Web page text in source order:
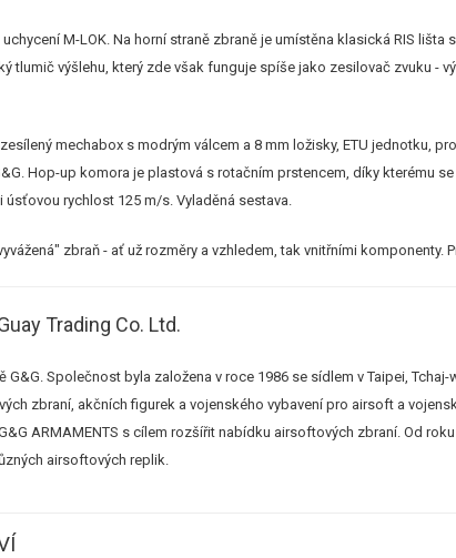
M-LOK. Na horní straně zbraně je umístěna klasická RIS
tlumič výšlehu, který zde však funguje spíše jako zesilovač zvuku -
mechabox s modrým válcem a 8 mm ložisky, ETU jednotku,
Hop-up komora je plastová s rotačním prstencem, díky kterému
rychlost 125 m/s. Vyladěná sestava.
zbraň - ať už rozměry a vzhledem, tak vnitřními komponenty.
Trading Co. Ltd.
G&G. Společnost byla založena v roce 1986 se sídlem v Taipei,
zbraní, akčních figurek a vojenského vybavení pro airsoft a
ARMAMENTS s cílem rozšířit nabídku airsoftových zbraní. Od
airsoftových replik.